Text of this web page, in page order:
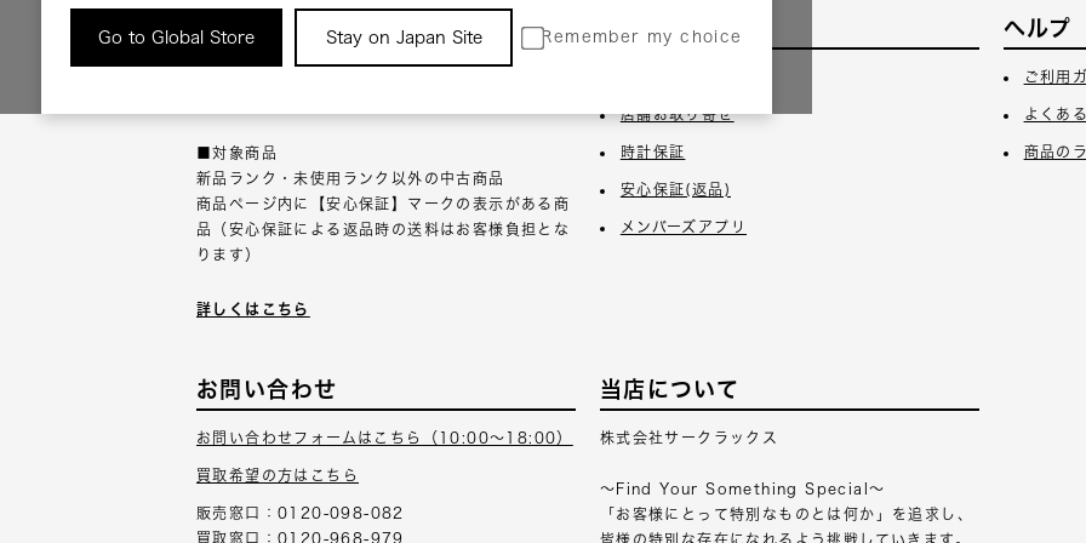
Go to Global Store Stay on Japan Site Remember my choice
返品について
■対象商品
新品ランク・未使用ランク以外の中古商品
商品ページ内に【安心保証】マークの表示がある商
品（安心保証による返品時の送料はお客様負担とな
ります）
詳しくはこちら
サービス
店舗お取り寄せ
時計保証
安心保証(返品)
メンバーズアプリ
ヘルプ
ご利用
よくあ
商品の
お問い合わせ
お問い合わせフォームはこちら（10:00～18:00）
買取希望の方はこちら
販売窓口：0120-098-082
買取窓口：0120-968-979
当店について
株式会社サークラックス
～Find Your Something Special～
「お客様にとって特別なものとは何か」を追求し、
皆様の特別な存在になれるよう挑戦していきます。